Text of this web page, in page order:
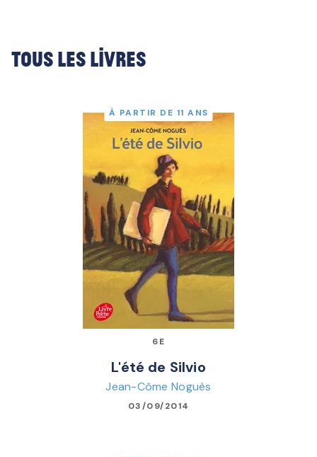
Tous les livres
À PARTIR DE 11 ANS
6E
L'été de Silvio
Jean-Côme Noguès
03/09/2014